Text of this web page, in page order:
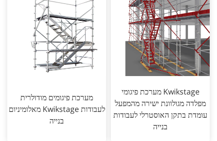
מערכת פיגומים מודולרית
מאלומיניום Kwikstage לעבודות
בנייה
מערכת פיגומי Kwikstage
מפלדה מגולוונת ישירה מהמפעל
עומדת בתקן האוסטרלי לעבודות
בנייה